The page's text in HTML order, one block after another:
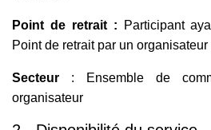
Point de retrait :
Participant
Point de retrait par un organisateur
Secteur : Ensemble de
organisateur